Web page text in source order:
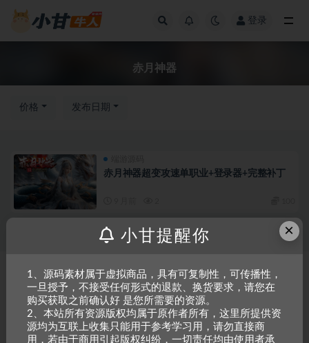
登录
赤月神器
价格 发布日期
赤月神器超变攻速单职业+登录器+完整补丁
Copyright © 2023 小甘牛人资源网 - All rights reserved
粤ICP备2023002201
号-1
本站是一个坚持做精品资源的网站，会长期坚持更新资源，以共享为原则，尊
重原创，如需搬资源请先与站长沟通，恶意搬运封禁账号。
×
小甘提醒你
1、源码素材属于虚拟商品，具有可复制性，可传播性，
一旦授予，不接受任何形式的退款、换货要求，请您在
购买获取之前确认好 是您所需要的资源。
2、本站所有资源版权均属于原作者所有，这里所提供资
源均为互联上收集只能用于参考学习用，请勿直接商
用，若由于商用引起版权纠纷，一切责任均由使用者承